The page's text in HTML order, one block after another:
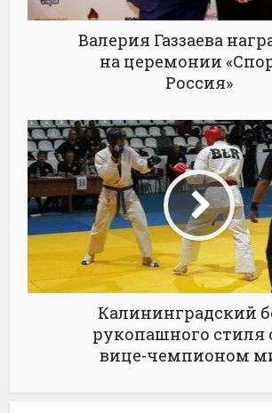
Валерия Газзаева
на церемонии
Россия»
Калининградский
рукопашного стиля
вице-чемпионом